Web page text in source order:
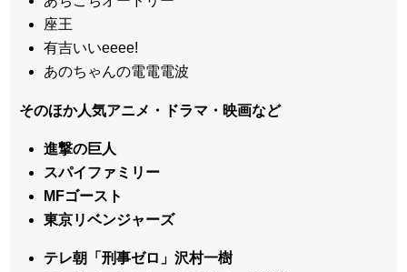
座王
有吉いいeeee!
あのちゃんの電電電波
そのほか人気アニメ・ドラマ・映画など
進撃の巨人
スパイファミリー
MFゴースト
東京リベンジャーズ
テレ朝「刑事ゼロ」沢村一樹